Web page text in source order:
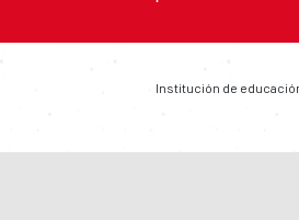
Institución de